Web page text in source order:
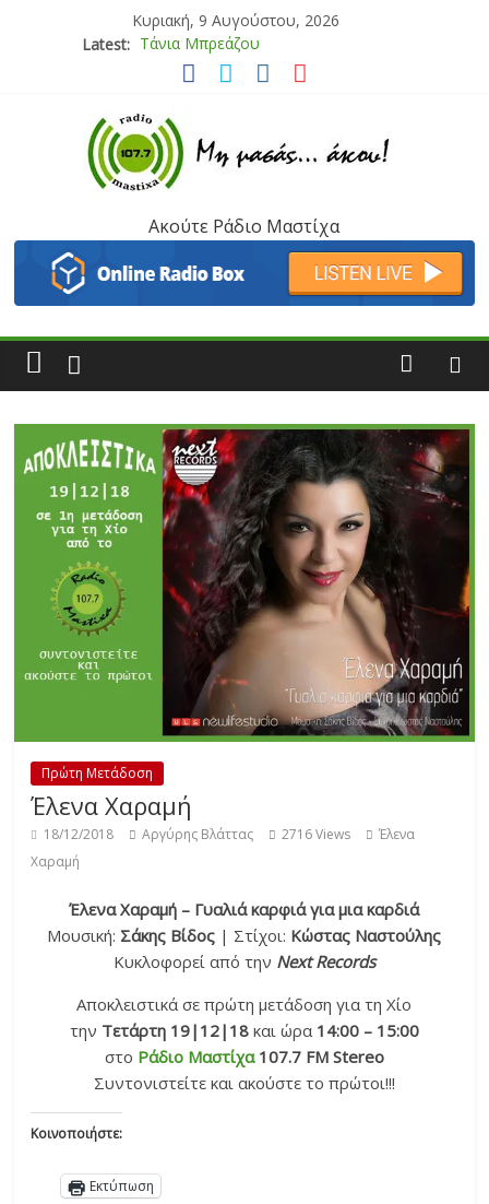
Κυριακή, 9 Αυγούστου, 2026
Latest: Bliss
Μάνος Τρυπιάς & Γιώργος Στρατάκης
Μαριάννα Μασάδη
Τάνια Μπρεάζου
Ακούτε Ράδιο Μαστίχα
Πρώτη Μετάδοση
Έλενα Χαραμή
18/12/2018 Αργύρης Βλάττας 2716 Views
Έλενα
Χαραμή
Έλενα Χαραμή – Γυαλιά καρφιά για μια καρδιά
Μουσική: Σάκης Βίδος | Στίχοι: Κώστας Ναστούλης
Κυκλοφορεί από την Next Records
Αποκλειστικά σε πρώτη μετάδοση για τη Χίο
την Τετάρτη 19|12|18 και ώρα14:00 – 15:00
στο Ράδιο Μαστίχα107.7 FM Stereo
Συντονιστείτε και ακούστε το πρώτοι!!!
Κοινοποιήστε:
Εκτύπωση